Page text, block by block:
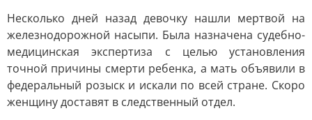
Несколько дней назад девочку нашли мертвой на
железнодорожной насыпи. Была назначена судебно-
медицинская экспертиза с целью установления
точной причины смерти ребенка, а мать объявили в
федеральный розыск и искали по всей стране. Скоро
женщину доставят в следственный отдел.